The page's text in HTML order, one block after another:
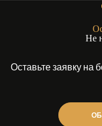
Не
Оставьте заявку на